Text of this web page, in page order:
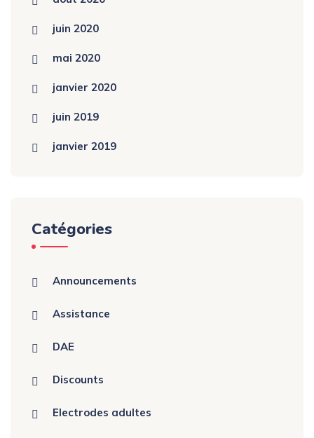
juin 2020
mai 2020
janvier 2020
juin 2019
janvier 2019
Catégories
Announcements
Assistance
DAE
Discounts
Electrodes adultes